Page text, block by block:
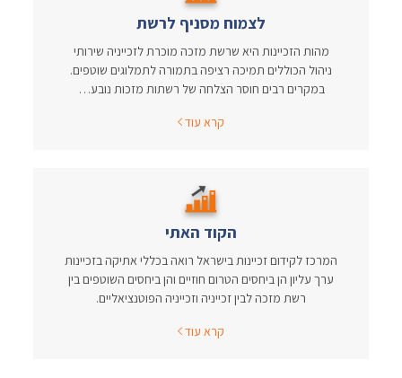
לצמוח מסניף לרשת
מהות הזכיינות היא שרשת מזכה מוכרת לזכייניה שירותי
ניהול הכוללים תמיכה רציפה בתמורה לתמלוגים שוטפים.
במקרים רבים חוסר הצלחה של רשתות מזכות נובע…
קרא עוד
הקוד האתי
המרכז לקידום זכיינות בישראל רואה בכללי אתיקה בזכיינות
ערך עליון הן ביחסים הטרום חוזיים והן ביחסים השוטפים בין
רשת מזכה לבין זכייניה וזכייניה הפוטנציאליים.
קרא עוד